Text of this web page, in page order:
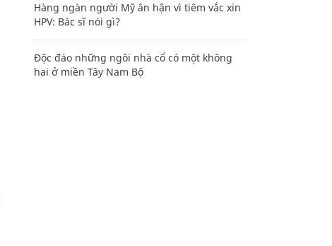
Hàng ngàn người Mỹ ân hận vì tiêm vắc xin
HPV: Bác sĩ nói gì?
Độc đáo những ngôi nhà cổ có một không
hai ở miền Tây Nam Bộ